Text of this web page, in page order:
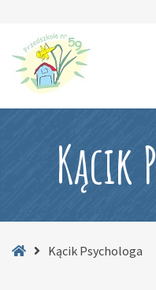
Psychologa
Kącik
StronaKącik Psychologa